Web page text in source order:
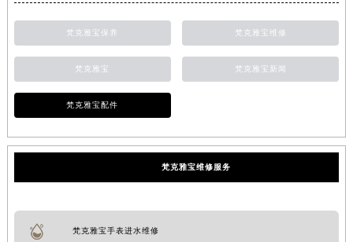
梵克雅宝保养 梵克雅宝维修
梵克雅宝 梵克雅宝新闻
梵克雅宝配件
梵克雅宝维修服务
梵克雅宝手表进水维修